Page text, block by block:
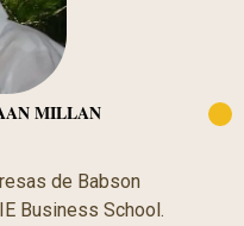
MILLAN
de Babson
Business School.